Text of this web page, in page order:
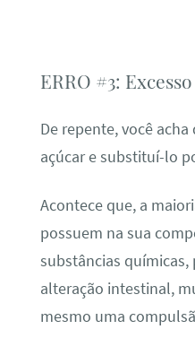
ERRO #3:
De repente, você
açúcar e substituí-lo
Acontece que, a
possuem na sua
substâncias químicas,
alteração intestinal,
mesmo uma